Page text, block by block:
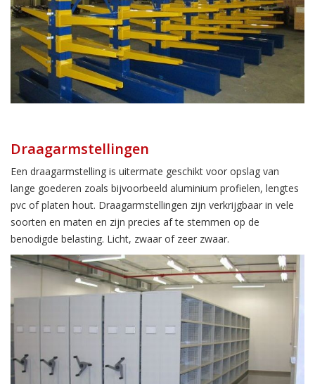
Draagarmstellingen
Een draagarmstelling is uitermate geschikt voor opslag van
lange goederen zoals bijvoorbeeld aluminium profielen, lengtes
pvc of platen hout. Draagarmstellingen zijn verkrijgbaar in vele
soorten en maten en zijn precies af te stemmen op de
benodigde belasting. Licht, zwaar of zeer zwaar.